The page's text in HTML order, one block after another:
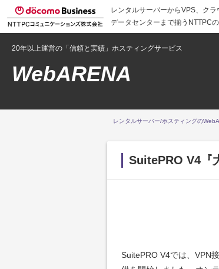
レンタルサーバーからVPS、クラ
データセンターまで揃うNTTPC
20年以上運営の「信頼と実績」ホスティングサービス
WebARENA
レンタルサーバー/ホスティングの
SuitePRO V4『
SuitePRO V4では、VPN